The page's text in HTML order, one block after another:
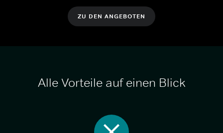
ZU DEN ANGEBOTEN
Alle Vorteile auf einen Blick